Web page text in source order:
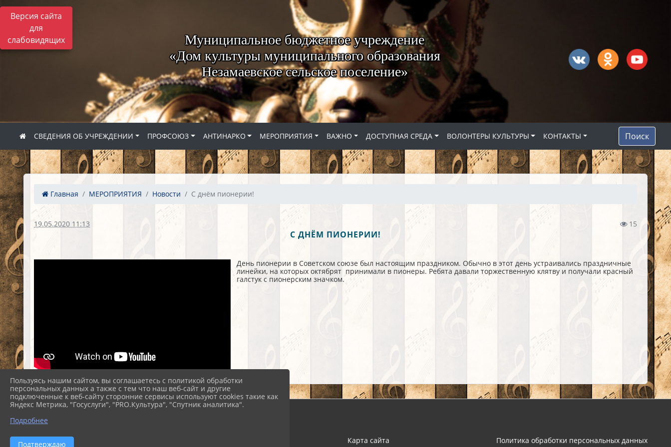
Версия сайта
для
слабовидящих
Муниципальное бюджетное учреждение
«Дом культуры муниципального образования
Незамаевское сельское поселение»
СВЕДЕНИЯ ОБ УЧРЕЖДЕНИИ ПРОФСОЮЗ АНТИНАРКО МЕРОПРИЯТИЯ ВАЖНО ДОСТУПНАЯ СРЕДА ВОЛОНТЕРЫ КУЛЬТУРЫ КОНТАКТЫ Поиск
Главная МЕРОПРИЯТИЯ Новости С днём пионерии!
19.05.2020 11:13 15
С ДНЁМ ПИОНЕРИИ!
День пионерии в Советском союзе был настоящим праздником. Обычно в этот день устраивались праздничные
линейки, на которых октябрят принимали в пионеры. Ребята давали торжественную клятву и получали красный
галстук с пионерским значком.
2026 г. nezam-dk.pavkult.ru Карта сайта Политика обработки персональных данных
Пользуясь нашим сайтом, вы соглашаетесь с политикой обработки
персональных данных а также с тем что наш веб-сайт и другие
подключенные к веб-сайту сторонние сервисы используют cookies такие как
Яндекс Метрика, "Госуслуги", "PRO.Культура", "Спутник аналитика".
Подробнее
Подтверждаю